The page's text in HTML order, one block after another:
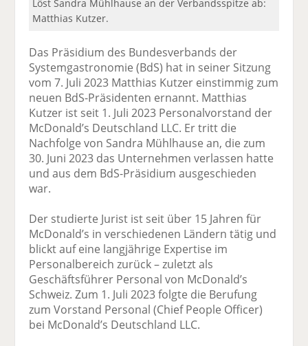
Löst Sandra Mühlhause an der Verbandsspitze ab:
Matthias Kutzer.
Das Präsidium des Bundesverbands der
Systemgastronomie (BdS) hat in seiner Sitzung
vom 7. Juli 2023 Matthias Kutzer einstimmig zum
neuen BdS-Präsidenten ernannt. Matthias
Kutzer ist seit 1. Juli 2023 Personalvorstand der
McDonald’s Deutschland LLC. Er tritt die
Nachfolge von Sandra Mühlhause an, die zum
30. Juni 2023 das Unternehmen verlassen hatte
und aus dem BdS-Präsidium ausgeschieden
war.
Der studierte Jurist ist seit über 15 Jahren für
McDonald’s in verschiedenen Ländern tätig und
blickt auf eine langjährige Expertise im
Personalbereich zurück – zuletzt als
Geschäftsführer Personal von McDonald’s
Schweiz. Zum 1. Juli 2023 folgte die Berufung
zum Vorstand Personal (Chief People Officer)
bei McDonald’s Deutschland LLC.